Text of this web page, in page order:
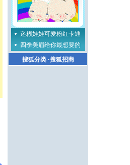
迷糊娃娃可爱粉红卡通
四季美眉给你最想要的
搜狐分类·搜狐招商